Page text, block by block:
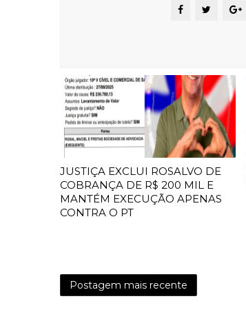
JUSTIÇA EXCLUI ROSALVO DE
COBRANÇA DE R$ 200 MIL E
MANTÉM EXECUÇÃO APENAS
CONTRA O PT
Postagem mais recente